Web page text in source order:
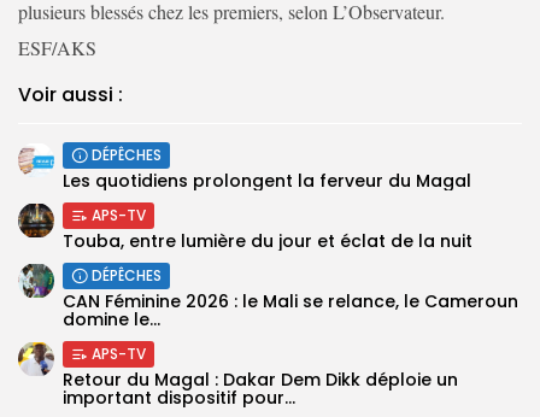
plusieurs blessés chez les premiers, selon L’Observateur.
ESF/AKS
Voir aussi :
DÉPÊCHES
Les quotidiens prolongent la ferveur du Magal
APS-TV
Touba, entre lumière du jour et éclat de la nuit
DÉPÊCHES
‎CAN Féminine 2026 : le Mali se relance, le Cameroun
domine le...
APS-TV
Retour du Magal : Dakar Dem Dikk déploie un
important dispositif pour...